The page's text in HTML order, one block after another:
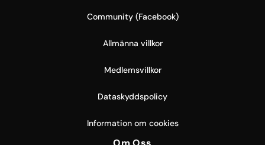
Community (Facebook)
Allmänna villkor
Medlemsvillkor
Dataskyddspolicy
Information om cookies